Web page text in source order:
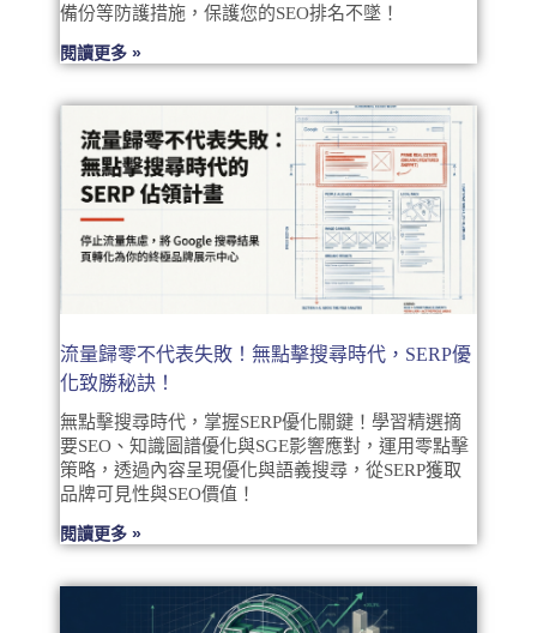
備份等防護措施，保護您的SEO排名不墜！
閱讀更多 »
流量歸零不代表失敗！無點擊搜尋時代，SERP優
化致勝秘訣！
無點擊搜尋時代，掌握SERP優化關鍵！學習精選摘
要SEO、知識圖譜優化與SGE影響應對，運用零點擊
策略，透過內容呈現優化與語義搜尋，從SERP獲取
品牌可見性與SEO價值！
閱讀更多 »